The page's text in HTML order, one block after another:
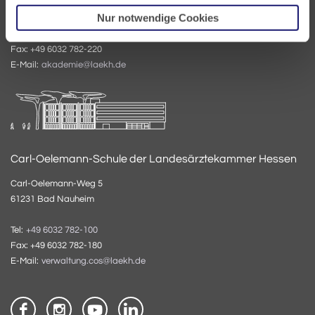
Nur notwendige Cookies
61231 Bad Nauheim
Tel:+49 6032 782-200
Fax: +49 6032 782-220
E-Mail: akademie@laekh.de
Carl-Oelemann-Schule der Landesärztekammer Hessen
Carl-Oelemann-Weg 5
61231 Bad Nauheim
Tel: +49 6032 782-100
Fax: +49 6032 782-180
E-Mail: verwaltung.cos@laekh.de